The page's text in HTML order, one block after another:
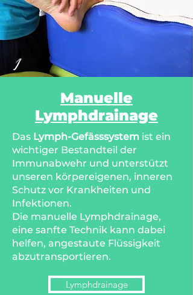
Manuelle
Lymphdrainage
Das Lymph-Gefässsystem ist ein
wichtiger Bestandteil der
Immunabwehr und unterstützt
unseren körpereigenen, inneren
Schutz vor Krankheiten und
Infektionen.
Die manuelle Lymphdrainage,
eine sanfte Technik kann dabei
helfen, angestaute Flüssigkeit
abzutransportieren.
Lymphdrainage